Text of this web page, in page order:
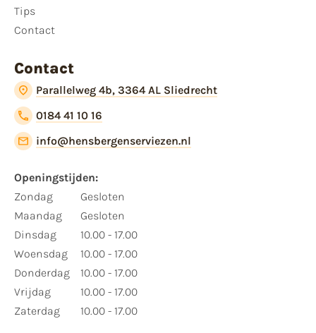
Tips
Contact
Contact
Parallelweg 4b, 3364 AL Sliedrecht
0184 41 10 16
info@hensbergenserviezen.nl
Openingstijden:​
​Zondag
Maandag
Dinsdag
Woensdag
Donderdag
Vrijdag
Zaterdag
Gesloten
Gesloten
10.00 - 17.00
10.00 - 17.00
10.00 - 17.00
10.00 - 17.00
10.00 - 17.00